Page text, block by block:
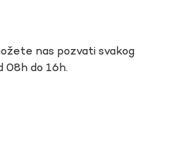
nas pozvati svakog
08h do 16h.